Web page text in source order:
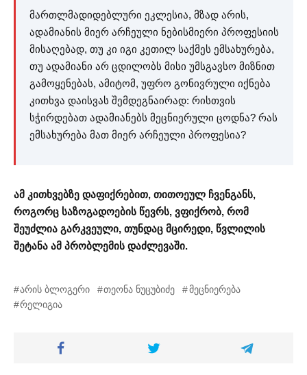
მართლმადიდებლური ეკლესია, მზად არის,
ადამიანის მიერ არჩეული ნებისმიერი პროფესიის
მისაღებად, თუ კი იგი კეთილ საქმეს ემსახურება,
თუ ადამიანი არ ცდილობს მისი უმსგავსო მიზნით
გამოყენებას, ამიტომ, უფრო გონივრული იქნება
კითხვა დაისვას შემდეგნაირად: რისთვის
სჭირდებათ ადამიანებს მეცნიერული ცოდნა? რას
ემსახურება მათ მიერ არჩეული პროფესია?
ამ კითხვებზე დაფიქრებით, თითოეულ ჩვენგანს,
როგორც საზოგადოების წევრს, ვფიქრობ, რომ
შეუძლია გარკვეული, თუნდაც მცირედი, წვლილის
შეტანა ამ პრობლემის დაძლევაში.
არის ბლოგერი თეონა ნუცუბიძე
მეცნიერება
რელიგია